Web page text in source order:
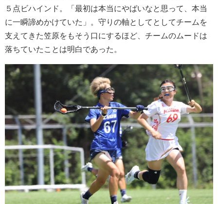
５点ビハインド。「最初は本当にやばいなと思って、本当
に一瞬諦めかけていた」。守りの軸としてとしてチームを
支えてきた笠原をもそう口にするほど、チームのムードは
落ちていたことは明白であった。